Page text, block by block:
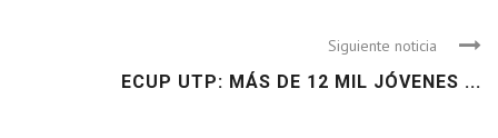
Siguiente noticia
ECUP UTP: MÁS DE 12 MIL JÓVENES ...